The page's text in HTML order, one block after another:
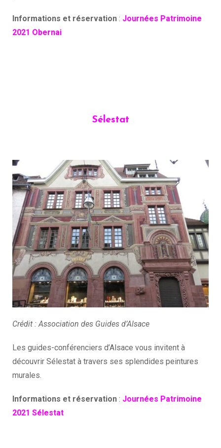
Informations et réservation : Journées Patrimoine
2021 Obernai
Sélestat
Crédit : Association des Guides d’Alsace
Les guides-conférenciers d’Alsace vous invitent à
découvrir Sélestat à travers ses splendides peintures
murales.
Informations et réservation : Journées Patrimoine
2021 Sélestat